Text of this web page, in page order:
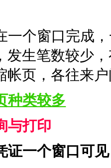
个窗口完成，
发生笔数较少
帐页，各往来
种类较多
与打印
证一个窗口可